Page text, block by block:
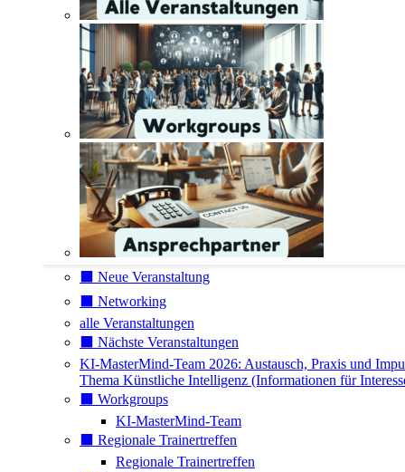
⬛️ Neue Veranstaltung
⬛️ Networking
alle Veranstaltungen
⬛️ Nächste Veranstaltungen
KI-MasterMind-Team 2026: Austausch, Praxis und
Thema Künstliche Intelligenz (Informationen für
⬛️ Workgroups
KI-MasterMind-Team
⬛️ Regionale Trainertreffen
Regionale Trainertreffen